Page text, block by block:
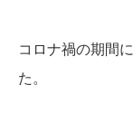
コロナ禍の期間
た。